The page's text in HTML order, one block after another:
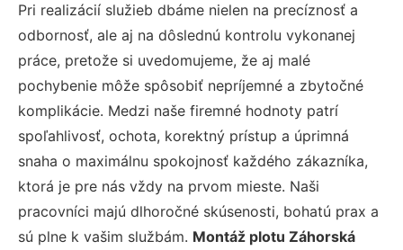
Pri realizácií služieb dbáme nielen na precíznosť a
odbornosť, ale aj na dôslednú kontrolu vykonanej
práce, pretože si uvedomujeme, že aj malé
pochybenie môže spôsobiť nepríjemné a zbytočné
komplikácie. Medzi naše firemné hodnoty patrí
spoľahlivosť, ochota, korektný prístup a úprimná
snaha o maximálnu spokojnosť každého zákazníka,
ktorá je pre nás vždy na prvom mieste. Naši
pracovníci majú dlhoročné skúsenosti, bohatú prax a
sú plne k vašim službám. Montáž plotu Záhorská